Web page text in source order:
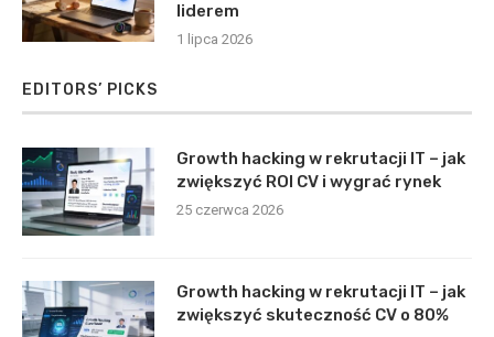
liderem
1 lipca 2026
EDITORS’ PICKS
Growth hacking w rekrutacji IT – jak
zwiększyć ROI CV i wygrać rynek
25 czerwca 2026
Growth hacking w rekrutacji IT – jak
zwiększyć skuteczność CV o 80%